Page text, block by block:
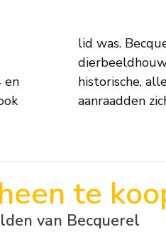
en
aanraadden
te
van Becquerel